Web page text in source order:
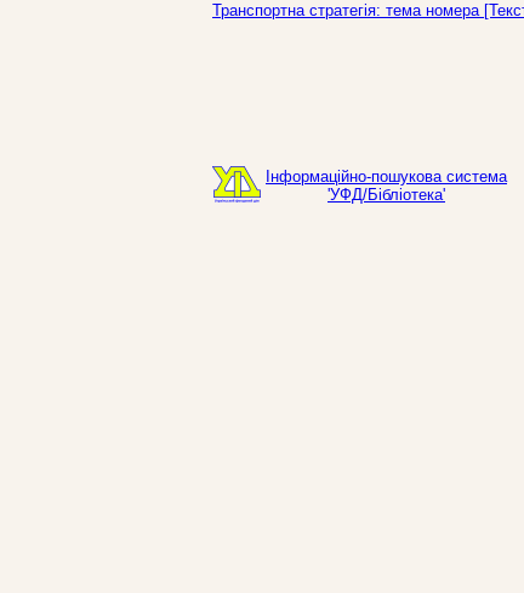
Транспортна стратегія: тема номера
Інформаційно-пошукова система
'УФД/Бібліотека'